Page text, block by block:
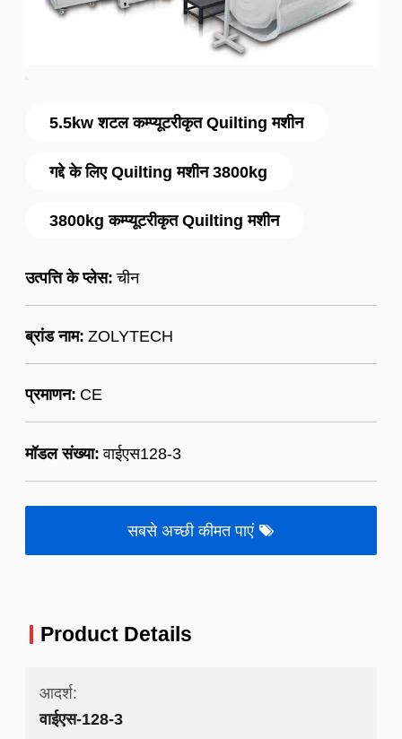
5.5kw शटल कम्प्यूटरीकृत Quilting मशीन
गद्दे के लिए Quilting मशीन 3800kg
3800kg कम्प्यूटरीकृत Quilting मशीन
उत्पत्ति के प्लेस: चीन
ब्रांड नाम: ZOLYTECH
प्रमाणन: CE
मॉडल संख्या: वाईएस128-3
सबसे अच्छी कीमत पाएं
Product Details
आदर्श:
वाईएस-128-3